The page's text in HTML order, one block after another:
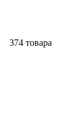
374 товара